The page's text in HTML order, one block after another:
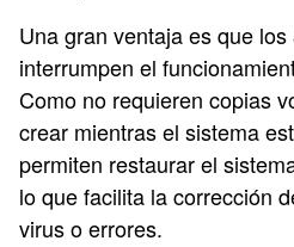
Una gran ventaja es que los
interrumpen el
Como no requieren copias
crear mientras el sistema
permiten restaurar el
lo que facilita la corrección
virus o errores.